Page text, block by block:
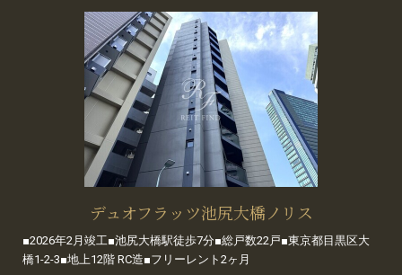
デュオフラッツ池尻大橋ノリス
■2026年2月竣工■池尻大橋駅徒歩7分■総戸数22戸■東京都目黒区大
橋1-2-3■地上12階 RC造■フリーレント2ヶ月